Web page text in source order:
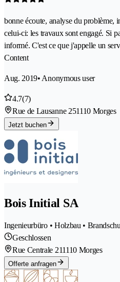
bonne écoute, analyse du problème,
celui-ci: les travaux sont engagé. Si
informé. C'est ce que j'appelle un
Content
Aug. 2019• Anonymous user
4.7(7)
Rue de Lausanne 251110 Morges
Jetzt buchen
Bois Initial SA
Ingenieurbüro • Holzbau •
Geschlossen
Rue Centrale 211110 Morges
Offerte anfragen